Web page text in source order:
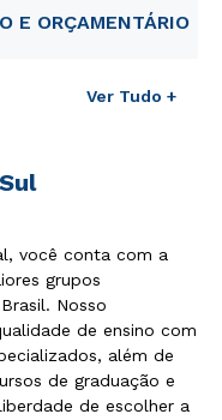
E ORÇAMENTÁRIO
Ver Tudo +
você conta com a
grupos
Nosso
de ensino com
além de
de graduação e
de escolher a